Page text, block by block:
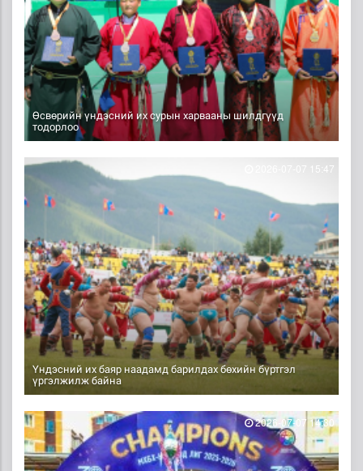
Өсвөрийн үндэсний их сурын харвааны шилдгүүд
тодорлоо
Үндэсний их баяр наадамд барилдах бөхийн бүртгэл
үргэлжилж байна
2026-07-07 15:47
2026-07-07 14:30